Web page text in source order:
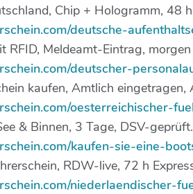
Chip + Hologramm, 48
deutsche-
RFID, Meldeamt-Eintrag,
deutscher-
kaufen, Amtlich eingetragen,
oesterreichischer-
& Binnen, 3 Tage, DSV-geprüft.
kaufen-sie-eine-
RDW-live, 72 h
niederlaendischer-